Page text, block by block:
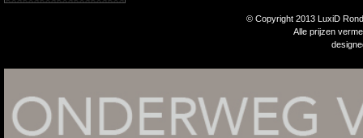
© Copyright 2013 LuxiD
Alle prijzen